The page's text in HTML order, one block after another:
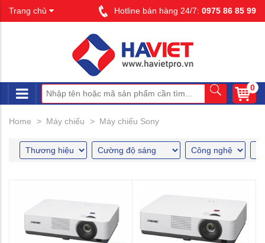
Trang chủ Hotline bán hàng 24/7: 0975 86 85 99
0
Home Máy chiếu Máy chiếu Sony